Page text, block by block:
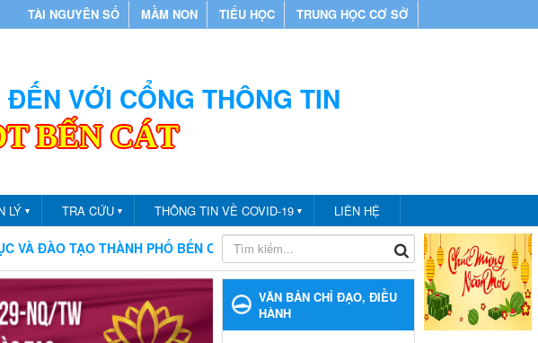
TÀI NGUYÊN SỐ MẦM NON TIỂU HỌC TRUNG HỌC CƠ SỞ
VỚI CỔNG THÔNG TIN
BẾN CÁT
LÝ ▼ TRA CỨU ▼ THÔNG TIN VỀ COVID-19 ▼ LIÊN HỆ
THÀNH PHỐ BẾN CÁT CHÀO MỪNG BẠN ĐẾN VỚI CỔNG THÔNG TIN PHÒNG
VĂN BẢN CHỈ ĐẠO, ĐIỀU
HÀNH